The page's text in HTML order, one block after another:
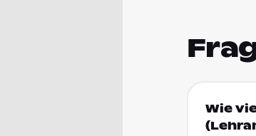
Wie